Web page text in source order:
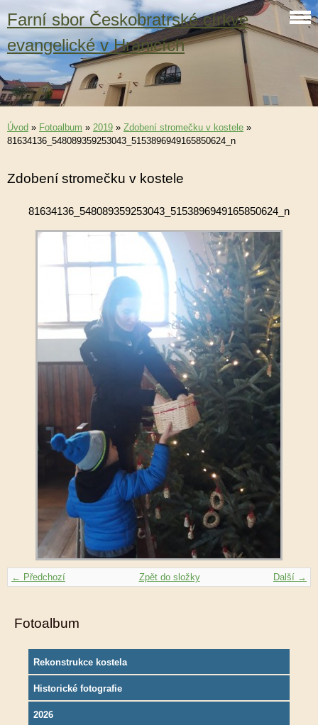
Farní sbor Českobratrské církve
evangelické v Hranicích
Úvod » Fotoalbum » 2019 » Zdobení stromečku v kostele »
81634136_548089359253043_5153896949165850624_n
Zdobení stromečku v kostele
81634136_548089359253043_5153896949165850624_n
← Předchozí Další →
Zpět do složky
Fotoalbum
Rekonstrukce kostela
Historické fotografie
2026